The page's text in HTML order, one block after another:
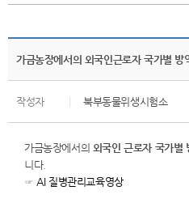
가금농장에서의 외국인근로자 국가별 방
작성자 북부동물위생시험소
가금농장에서의 외국인 근로자 국가별
니다.
☞AI 질병관리교육영상